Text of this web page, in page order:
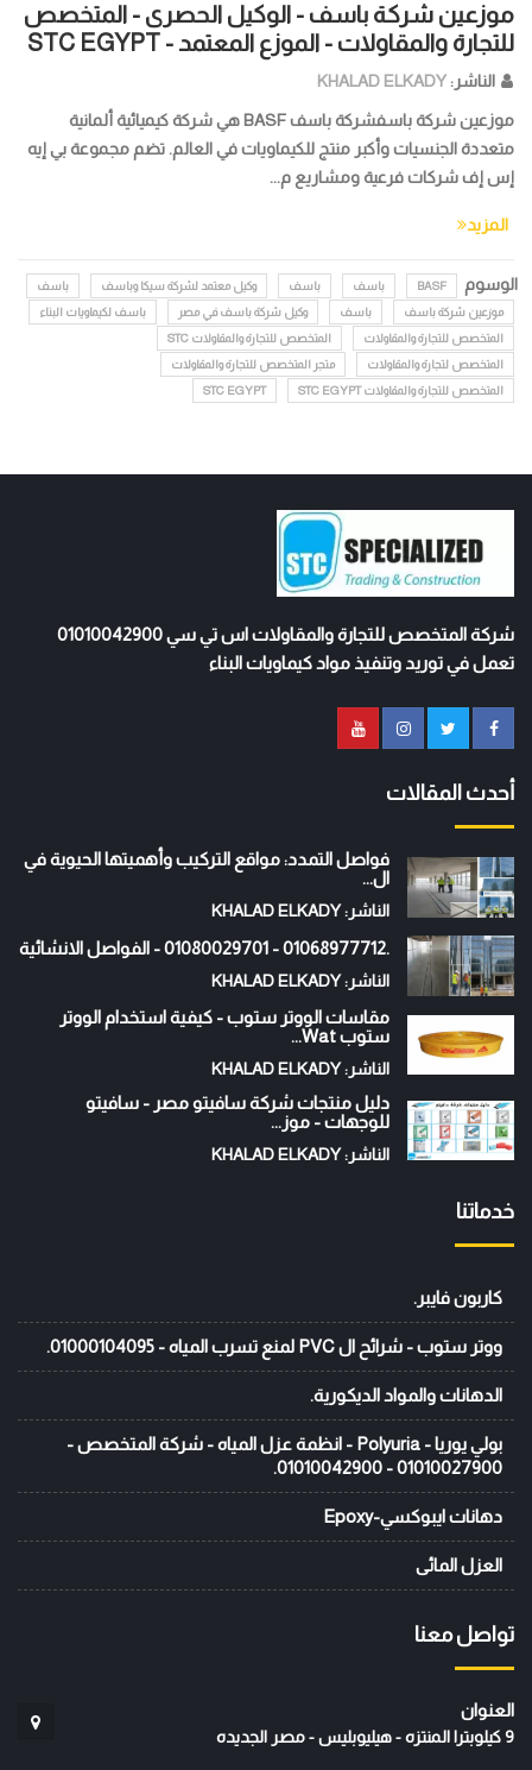
موزعين شركة باسف - الوكيل الحصرى - المتخصص
للتجارة والمقاولات - الموزع المعتمد - STC EGYPT
الناشر: KHALAD ELKADY
موزعين شركة باسفشركة باسف BASF هي شركة كيميائية ألمانية
متعددة الجنسيات وأكبر منتج للكيماويات في العالم. تضم مجموعة بي إيه
إس إف شركات فرعية ومشاريع م...
المزيد
الوسوم BASF باسف باسف وكيل معتمد لشركة سيكا وباسف
باسف
موزعين شركة باسف
باسف وكيل شركة باسف في مصر
باسف لكيماويات البناء
المتخصص للتجارة والمقاولات
المتخصص للتجارة والمقاولات STC
المتخصص لتجارة والمقاولات
متجر المتخصص للتجارة والمقاولات
المتخصص للتجارة والمقاولات STC EGYPT
STC EGYPT
شركة المتخصص للتجارة والمقاولات اس تي سي 01010042900
تعمل في توريد وتنفيذ مواد كيماويات البناء
أحدث المقالات
فواصل التمدد: مواقع التركيب وأهميتها الحيوية في
ال...
الناشر: KHALAD ELKADY
.01068977712 - 01080029701 - الفواصل الانشائية
الناشر: KHALAD ELKADY
مقاسات الووتر ستوب - كيفية استخدام الووتر
ستوب Wat...
الناشر: KHALAD ELKADY
دليل منتجات شركة سافيتو مصر - سافيتو
للوجهات - موز...
الناشر: KHALAD ELKADY
خدماتنا
كاربون فايبر.
ووتر ستوب - شرائح ال PVC لمنع تسرب المياه - 01000104095.
الدهانات والمواد الديكورية.
بولي يوريا - Polyuria - انظمة عزل المياه - شركة المتخصص -
01010027900 - 01010042900.
دهانات ايبوكسي-Epoxy
العزل المائى
تواصل معنا
العنوان
9 كيلوبترا المنتزه - هيليوبليس - مصر الجديده